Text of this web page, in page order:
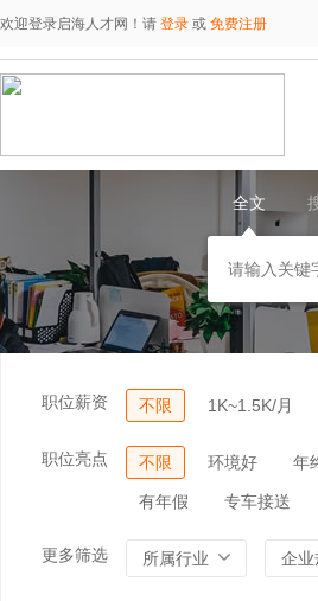
欢迎登录启海人才网！请 登录 或 免费注册
全文
职位薪资 不限 1K~1.5K/月
职位亮点 不限 环境好 年
有年假 专车接送
更多筛选 所属行业 企业